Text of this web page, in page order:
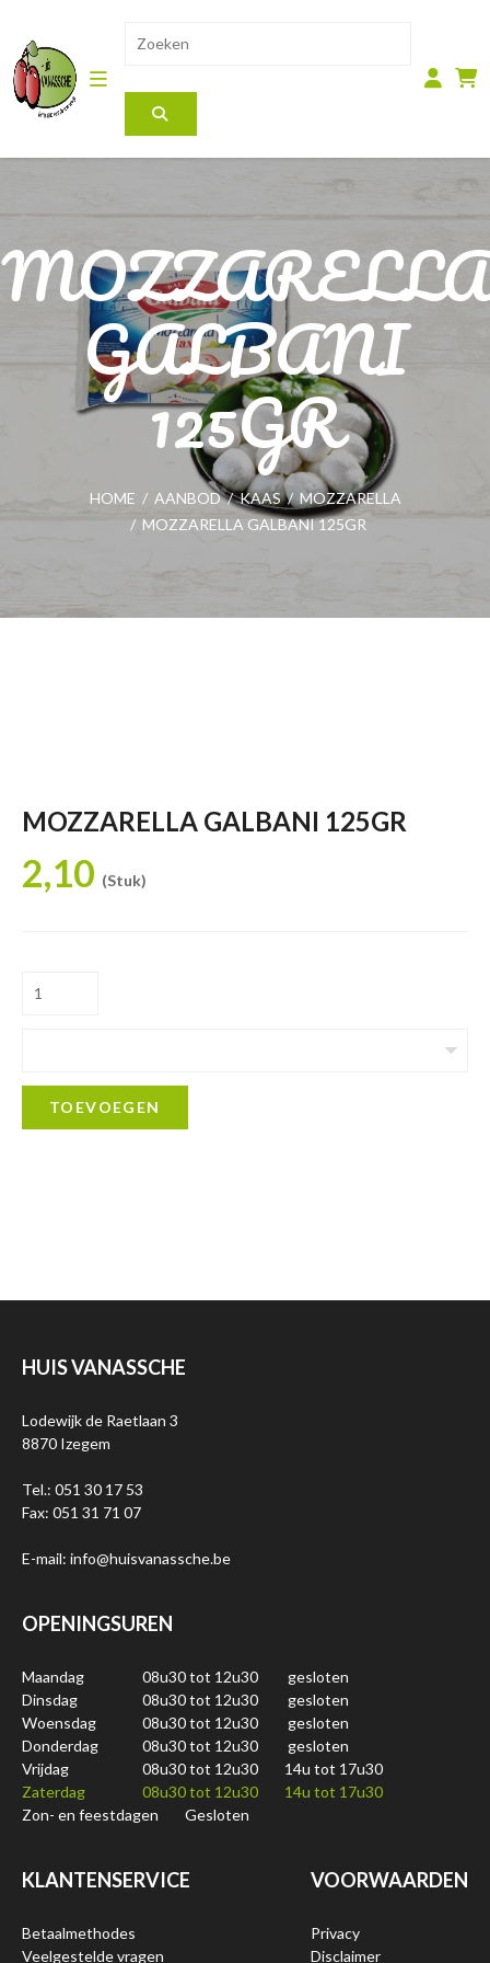
MOZZARELLA
GALBANI
125GR
HOME / AANBOD / KAAS / MOZZARELLA
/ MOZZARELLA GALBANI 125GR
MOZZARELLA GALBANI 125GR
2,10 (Stuk)
TOEVOEGEN
HUIS VANASSCHE
Lodewijk de Raetlaan 3
8870 Izegem
Tel.: 051 30 17 53
Fax: 051 31 71 07
E-mail: info@huisvanassche.be
OPENINGSUREN
Maandag 08u30 tot 12u30
gesloten
Dinsdag
08u30 tot 12u30
gesloten
Woensdag
08u30 tot 12u30
gesloten
Donderdag
08u30 tot 12u30
gesloten
Vrijdag
08u30 tot 12u30
14u tot 17u30
Zaterdag
08u30 tot 12u30
14u tot 17u30
Zon- en feestdagen
Gesloten
KLANTENSERVICE
Betaalmethodes
Veelgestelde vragen
VOORWAARDEN
Privacy
Disclaimer